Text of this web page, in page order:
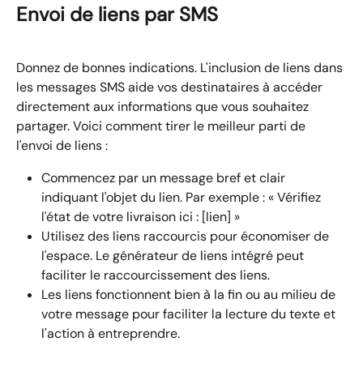
Envoi de liens par SMS
Donnez de bonnes indications. L'inclusion de liens dans
les messages SMS aide vos destinataires à accéder
directement aux informations que vous souhaitez
partager. Voici comment tirer le meilleur parti de
l'envoi de liens :
Commencez par un message bref et clair
indiquant l'objet du lien. Par exemple : « Vérifiez
l'état de votre livraison ici : [lien] »
Utilisez des liens raccourcis pour économiser de
l'espace. Le générateur de liens intégré peut
faciliter le raccourcissement des liens.
Les liens fonctionnent bien à la fin ou au milieu de
votre message pour faciliter la lecture du texte et
l'action à entreprendre.